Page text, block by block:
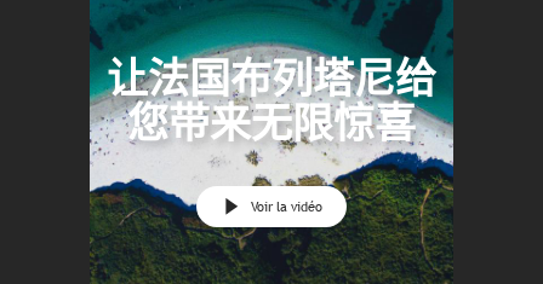
让法国布列塔尼给
您带来无限惊喜
Voir la vidéo